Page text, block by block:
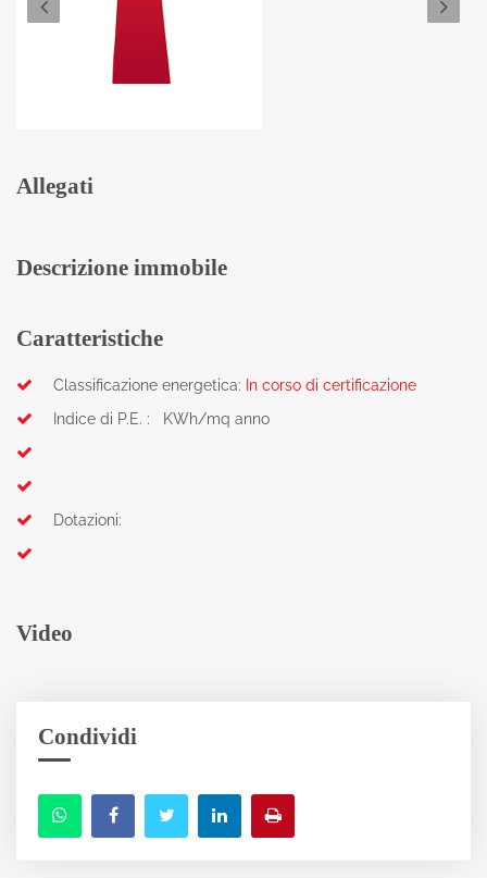
Allegati
Descrizione immobile
Caratteristiche
Classificazione energetica: In corso di certificazione
Indice di P.E. : KWh/mq anno
Dotazioni:
Video
Condividi